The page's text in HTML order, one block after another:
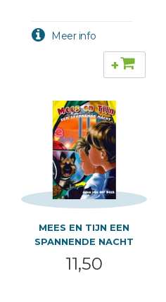
+
MEES EN TIJN EEN
SPANNENDE NACHT
11,50